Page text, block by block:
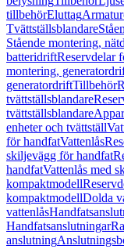
tillbehörEluttag
Tvättställsblandare
Stående montering,
batteridriftReservdelar
montering,
generatordriftTillbehör
tvättställsblandare
tvättställsblandare
enheter och tvättställ
för handfatVattenlås
skiljevägg för handfat
handfatVattenlås med
kompaktmodell
kompaktmodellDolda
vattenlås
Handfatsanslutningar
anslutning